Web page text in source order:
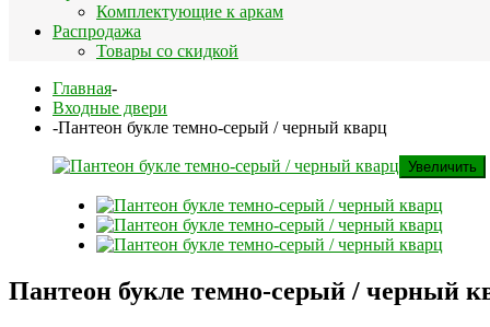
Комплектующие к аркам
Распродажа
Товары со скидкой
Главная-
Входные двери
-Пантеон букле темно-серый / черный кварц
Увеличить
Пантеон букле темно-серый / черный